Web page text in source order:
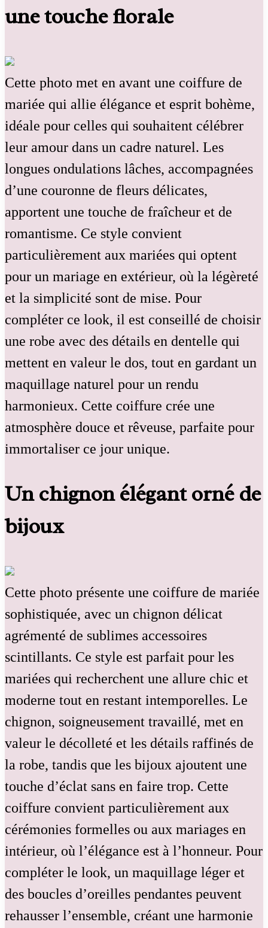
une touche florale
Cette photo met en avant une coiffure de
mariée qui allie élégance et esprit bohème,
idéale pour celles qui souhaitent célébrer
leur amour dans un cadre naturel. Les
longues ondulations lâches, accompagnées
d’une couronne de fleurs délicates,
apportent une touche de fraîcheur et de
romantisme. Ce style convient
particulièrement aux mariées qui optent
pour un mariage en extérieur, où la légèreté
et la simplicité sont de mise. Pour
compléter ce look, il est conseillé de choisir
une robe avec des détails en dentelle qui
mettent en valeur le dos, tout en gardant un
maquillage naturel pour un rendu
harmonieux. Cette coiffure crée une
atmosphère douce et rêveuse, parfaite pour
immortaliser ce jour unique.
Un chignon élégant orné de
bijoux
Cette photo présente une coiffure de mariée
sophistiquée, avec un chignon délicat
agrémenté de sublimes accessoires
scintillants. Ce style est parfait pour les
mariées qui recherchent une allure chic et
moderne tout en restant intemporelles. Le
chignon, soigneusement travaillé, met en
valeur le décolleté et les détails raffinés de
la robe, tandis que les bijoux ajoutent une
touche d’éclat sans en faire trop. Cette
coiffure convient particulièrement aux
cérémonies formelles ou aux mariages en
intérieur, où l’élégance est à l’honneur. Pour
compléter le look, un maquillage léger et
des boucles d’oreilles pendantes peuvent
rehausser l’ensemble, créant une harmonie